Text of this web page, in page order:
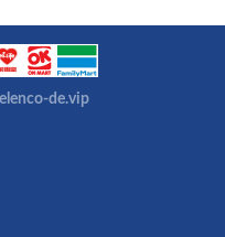
de.vip